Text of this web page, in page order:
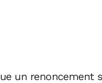
un renoncement